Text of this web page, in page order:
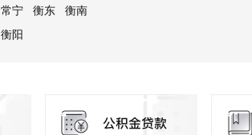
常宁 衡东
衡南
衡阳